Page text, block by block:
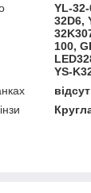
YL-
32D6,
100,
YS-